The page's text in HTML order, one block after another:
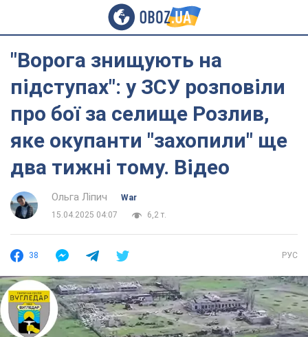
"Ворога знищують на
підступах": у ЗСУ розповіли
про бої за селище Розлив,
яке окупанти "захопили" ще
два тижні тому. Відео
Ольга Ліпич
War
15.04.2025 04:07
6,2 т.
38 РУС